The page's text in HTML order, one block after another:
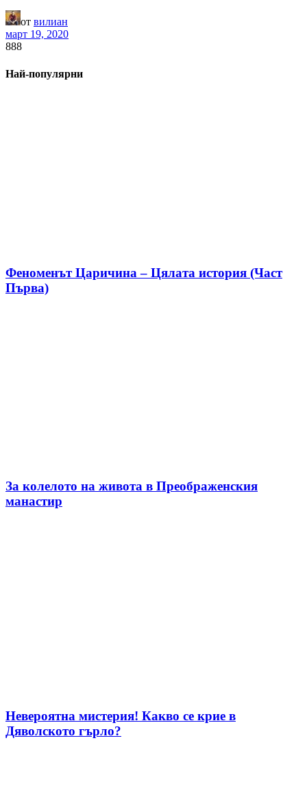
от вилиан
март 19, 2020
888
Най-популярни
Феноменът Царичина – Цялата история (Част
Първа)
За колелото на живота в Преображенския
манастир
Невероятна мистерия! Какво се крие в
Дяволското гърло?